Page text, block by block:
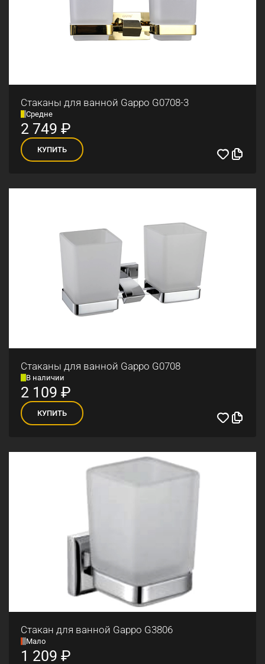
Стаканы для ванной Gappo G0708-3
Средне
2 749 ₽
КУПИТЬ
Стаканы для ванной Gappo G0708
В наличии
2 109 ₽
КУПИТЬ
Стакан для ванной Gappo G3806
Мало
1 209 ₽